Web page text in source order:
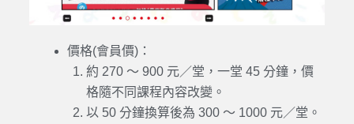
價格(會員價)：
約 270 ～ 900 元／堂，一堂 45 分鐘，價
格隨不同課程內容改變。
以 50 分鐘換算後為 300 ～ 1000 元／堂。